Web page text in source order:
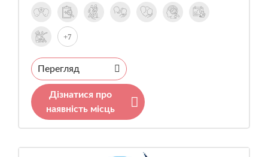
+7
Перегляд
Дізнатися про
наявність місць